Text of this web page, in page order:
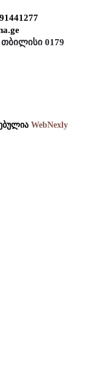
0179
WebNexly